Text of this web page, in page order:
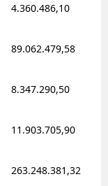
Eskişehir
Gümüşhane
Hakkari
4.360.486,10
89.062.479,58
8.347.290,50
11.903.705,90
263.248.381,32